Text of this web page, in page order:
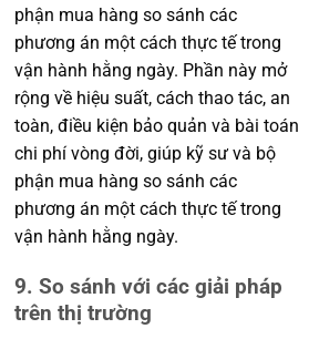
phận mua hàng so sánh các
phương án một cách thực tế trong
vận hành hằng ngày. Phần này mở
rộng về hiệu suất, cách thao tác, an
toàn, điều kiện bảo quản và bài toán
chi phí vòng đời, giúp kỹ sư và bộ
phận mua hàng so sánh các
phương án một cách thực tế trong
vận hành hằng ngày.
9. So sánh với các giải pháp
trên thị trường